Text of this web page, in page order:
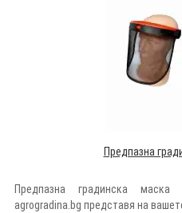
Предпазна
Предпазна градинска
agrogradina.bg представя на